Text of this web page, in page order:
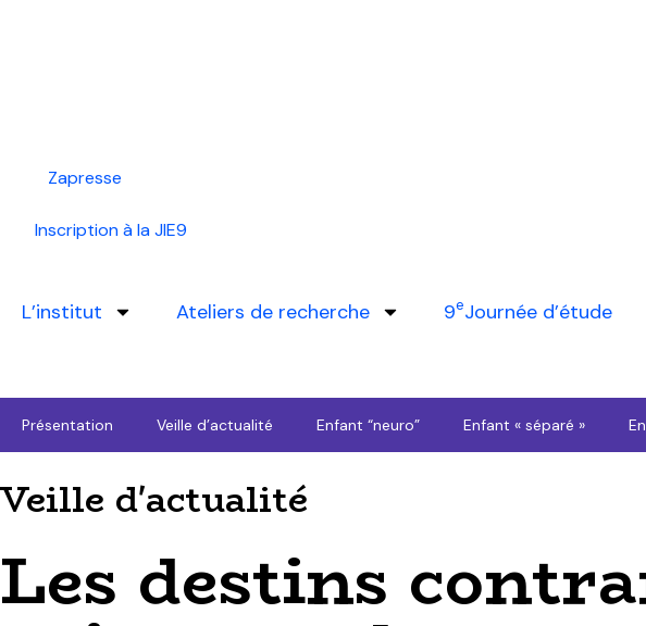
Zapresse
Inscription à la JIE9
L’institut Ateliers de recherche 9eJournée d’étude
Présentation Veille d’actualité Enfant “neuro” Enfant « séparé »
Veille d'actualité
Les destins